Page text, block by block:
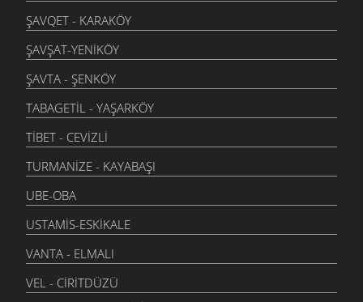
ŞAVQET - KARAKÖY
ŞAVŞAT-YENIKÖY
ŞAVTA - ŞENKÖY
TABAGETIL - YAŞARKÖY
TIBET - CEVIZLI
TURMANIZE - KAYABAŞI
UBE-OBA
USTAMIS-ESKIKALE
VANTA - ELMALI
VEL - CIRITDÜZÜ